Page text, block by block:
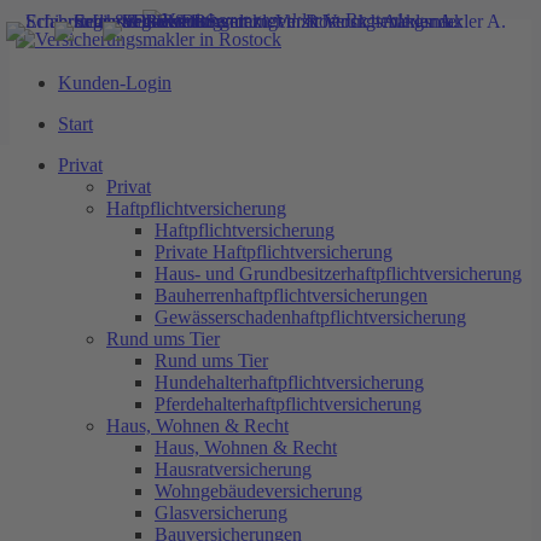
Haus- und Grundbesitzerhaftpflichtversicherung
Bauherrenhaftpflichtversicherungen
Gewässerschadenhaftpflichtversicherung
Rund ums Tier
Hundehalterhaftpflichtversicherung
Pferdehalterhaftpflichtversicherung
Haus, Wohnen & Recht
Wohngebäudeversicherung
Glasversicherung
Bauversicherungen
Bauherrenhaftpflichtversicherung
Feuerrohbauversicherung
Bauleistungsversicherung
Rechtsschutzversicherung
Arbeitskraftabsicherung
Kunden-Login
Start
Privat
Privat
Haftpflichtversicherung
Haftpflichtversicherung
Private Haftpflichtversicherung
Haus- und Grundbesitzerhaftpflichtversicherung
Bauherrenhaftpflichtversicherungen
Gewässerschadenhaftpflichtversicherung
Rund ums Tier
Rund ums Tier
Hundehalterhaftpflichtversicherung
Pferdehalterhaftpflichtversicherung
Haus, Wohnen & Recht
Haus, Wohnen & Recht
Hausratversicherung
Wohngebäudeversicherung
Glasversicherung
Bauversicherungen
Private Rentenversicherung in
Rostock